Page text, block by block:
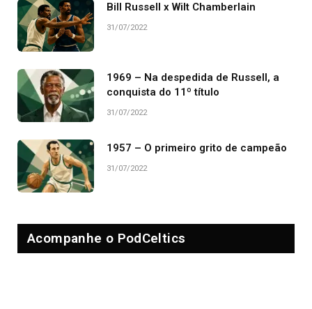
Bill Russell x Wilt Chamberlain
31/07/2022
1969 – Na despedida de Russell, a
conquista do 11º título
31/07/2022
1957 – O primeiro grito de campeão
31/07/2022
Acompanhe o PodCeltics